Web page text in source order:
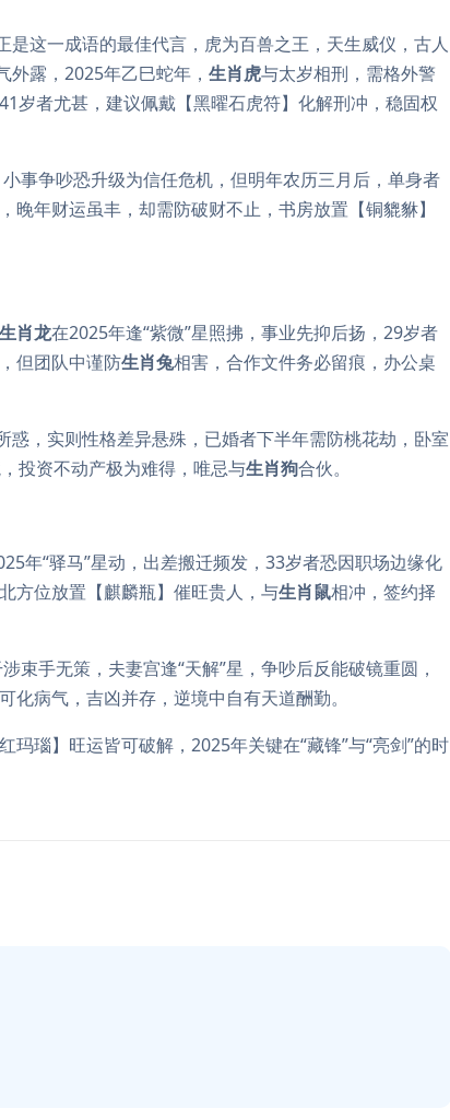
是这一成语的最佳代言，虎为百兽之王，天生威仪，古人
外露，2025年乙巳蛇年， 生肖虎与太岁相刑，需格外警
岁者尤甚，建议佩戴【黑曜石虎符】化解刑冲，稳固权
事争吵恐升级为信任危机，但明年农历三月后，单身者
晚年财运虽丰，却需防破财不止，书房放置【铜貔貅】
生肖龙在2025年逢“紫微”星照拂，事业先抑后扬，29岁者
但团队中谨防生肖兔相害，合作文件务必留痕，办公桌
惑，实则性格差异悬殊，已婚者下半年需防桃花劫，卧室
投资不动产极为难得，唯忌与生肖狗合伙。
年“驿马”星动，出差搬迁频发，33岁者恐因职场边缘化
方位放置【麒麟瓶】催旺贵人，与生肖鼠相冲，签约择
束手无策，夫妻宫逢“天解”星，争吵后反能破镜重圆，
病气，吉凶并存，逆境中自有天道酬勤。
瑙】旺运皆可破解，2025年关键在“藏锋”与“亮剑”的时